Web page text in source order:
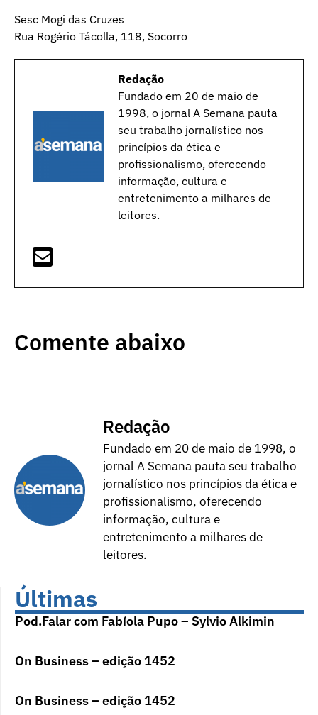
Sesc Mogi das Cruzes
Rua Rogério Tácolla, 118, Socorro
Redação
Fundado em 20 de maio de
1998, o jornal A Semana pauta
seu trabalho jornalístico nos
princípios da ética e
profissionalismo, oferecendo
informação, cultura e
entretenimento a milhares de
leitores.
Comente abaixo
Redação
Fundado em 20 de maio de 1998, o
jornal A Semana pauta seu trabalho
jornalístico nos princípios da ética e
profissionalismo, oferecendo
informação, cultura e
entretenimento a milhares de
leitores.
Últimas
Pod.Falar com Fabíola Pupo – Sylvio Alkimin
On Business – edição 1452
On Business – edição 1452